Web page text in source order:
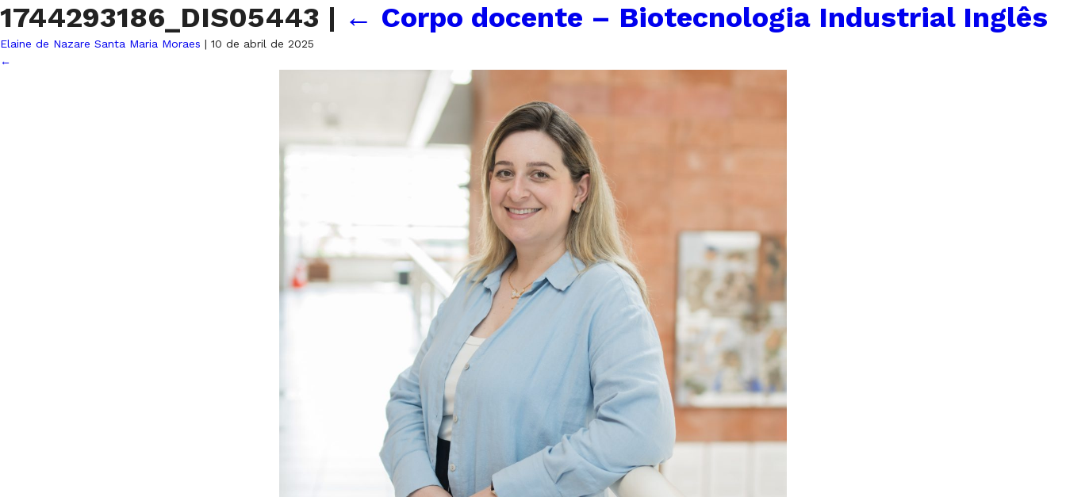
1744293186_DIS05443 | ← Corpo docente – Biotecnologia Industrial Inglês
Elaine de Nazare Santa Maria Moraes | 10 de abril de 2025
←